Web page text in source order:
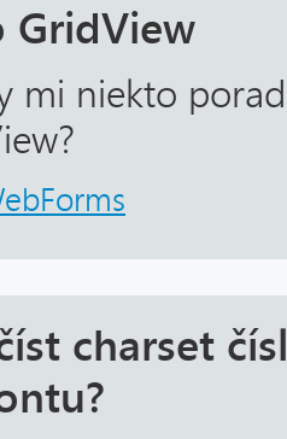
GridView
mi niekto
charset